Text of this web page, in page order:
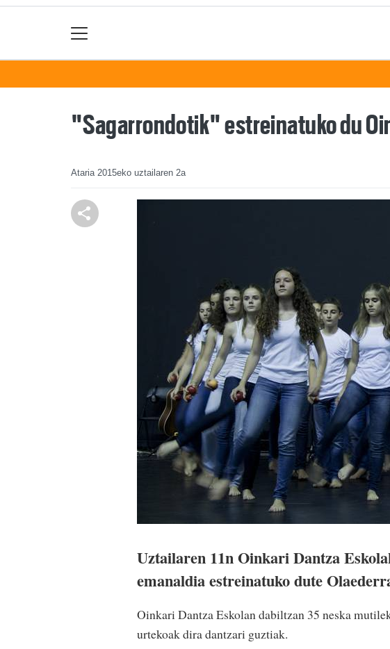
"Sagarrondotik" estreinatuko du
Ataria 2015eko uztailaren 2a
Uztailaren 11n Oinkari Dantza
emanaldia estreinatuko dute
Oinkari Dantza Eskolan dabiltzan 35 neska
urtekoak dira dantzari guztiak.